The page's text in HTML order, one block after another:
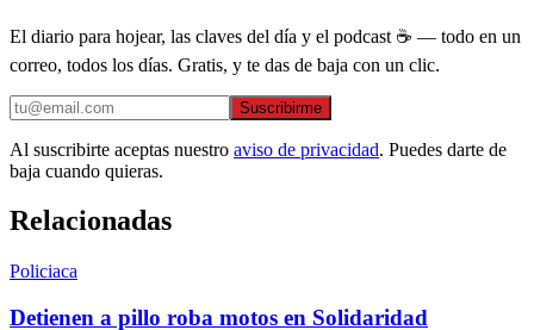
El diario para hojear, las claves del día y el podcast ☕ — todo en un
correo, todos los días. Gratis, y te das de baja con un clic.
Suscribirme
Al suscribirte aceptas nuestro aviso de privacidad. Puedes darte de
baja cuando quieras.
Relacionadas
Policiaca
Detienen a pillo roba motos en Solidaridad